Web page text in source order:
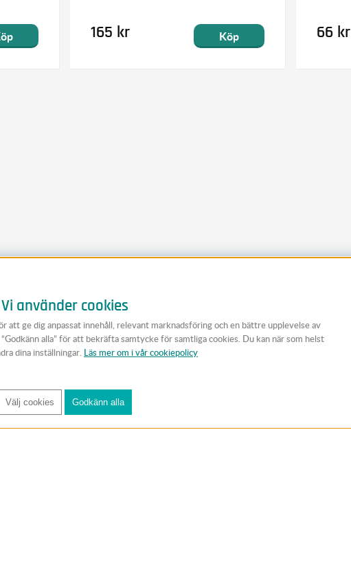
165 kr Köp 66 kr
Vi använder cookies
att ge dig anpassat innehåll, relevant marknadsföring och en bättre upplevelse av
alla” för att bekräfta samtycke för samtliga cookies. Du kan när som helst
dina inställningar. Läs mer om i vår cookiepolicy
Välj cookies Godkänn alla